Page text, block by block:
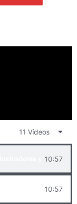
11 Vídeos
y Artistas
10:57
Google que humilla a
10:57